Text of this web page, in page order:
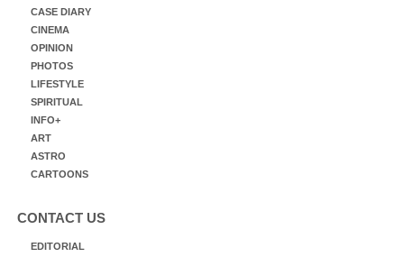
CASE DIARY
CINEMA
OPINION
PHOTOS
LIFESTYLE
SPIRITUAL
INFO+
ART
ASTRO
CARTOONS
CONTACT US
EDITORIAL